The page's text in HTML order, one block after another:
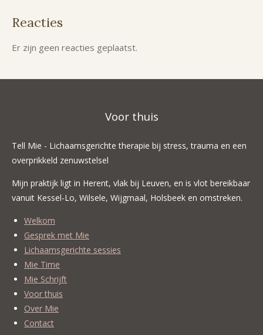
Reacties
Er zijn geen reacties geplaatst.
Voor thuis
Tell Mie - Lichaamsgerichte therapie bij stress, trauma en een
overprikkeld zenuwstelsel
Mijn praktijk ligt in Herent, vlak bij Leuven, en is vlot bereikbaar
vanuit Kessel-Lo, Wilsele, Wijgmaal, Holsbeek en omstreken.
Welkom
Gesprek met Mie
Lichaamsgerichte sessies
Mie Time
Mie Schrijft
Voor thuis
Over Mie
Contact